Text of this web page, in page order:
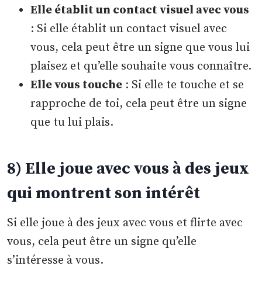
Elle établit un contact visuel avec vous
: Si elle établit un contact visuel avec
vous, cela peut être un signe que vous lui
plaisez et qu’elle souhaite vous connaître.
Elle vous touche : Si elle te touche et se
rapproche de toi, cela peut être un signe
que tu lui plais.
8) Elle joue avec vous à des jeux
qui montrent son intérêt
Si elle joue à des jeux avec vous et flirte avec
vous, cela peut être un signe qu’elle
s’intéresse à vous.